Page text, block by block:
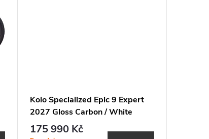
Kolo Specialized Epic 9 Expert
2027 Gloss Carbon / White
175 990 Kč